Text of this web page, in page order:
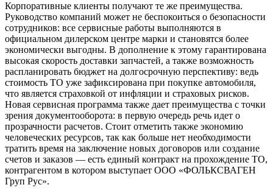
Корпоративные клиенты получают те же преимущества.
Руководство компаний может не беспокоиться о безопасности
сотрудников: все сервисные работы выполняются в
официальном дилерском центре марки и становятся более
экономически выгодны. В дополнение к этому гарантирована
высокая скорость доставки запчастей, а также возможность
распланировать бюджет на долгосрочную перспективу: ведь
стоимость ТО уже зафиксирована при покупке автомобиля,
что является страховкой от инфляции и страховых рисков.
Новая сервисная программа также дает преимущества с точки
зрения документооборота: в первую очередь речь идет о
прозрачности расчетов. Стоит отметить также экономию
человеческих ресурсов, так как больше нет необходимости
тратить время на заключение новых договоров или создание
счетов и заказов — есть единый контракт на прохождение ТО,
контрагентом в котором выступает ООО «ФОЛЬКСВАГЕН
Груп Рус».